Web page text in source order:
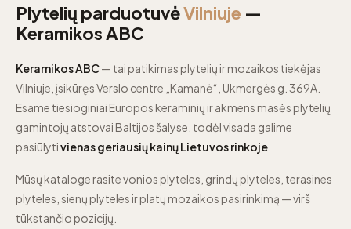
Plytelių parduotuvėVilniuje —
Keramikos ABC
Keramikos ABC— tai patikimas plytelių ir mozaikos tiekėjas
Vilniuje, įsikūręs Verslo centre „Kamanė“, Ukmergės g. 369A.
Esame tiesioginiai Europos keraminių ir akmens masės plytelių
gamintojų atstovai Baltijos šalyse, todėl visada galime
pasiūlytivienas geriausių kainų Lietuvos rinkoje
Mūsų kataloge rasite vonios plyteles, grindų plyteles, terasines
plyteles, sienų plyteles ir platų mozaikos pasirinkimą — virš
tūkstančio pozicijų.